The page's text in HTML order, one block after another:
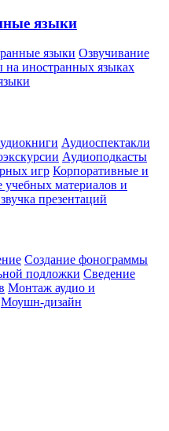
языки
языки Озвучивание
на иностранных языках
Аудиоспектакли
Аудиоподкасты
игр Корпоративные и
учебных материалов и
презентаций
Создание фонограммы
подложки Сведение
Монтаж аудио и
Моушн-дизайн